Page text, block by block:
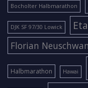
Bocholter Halbmarathon
DJK SF 97/30 Lowick
Florian
Halbmarathon Hawai